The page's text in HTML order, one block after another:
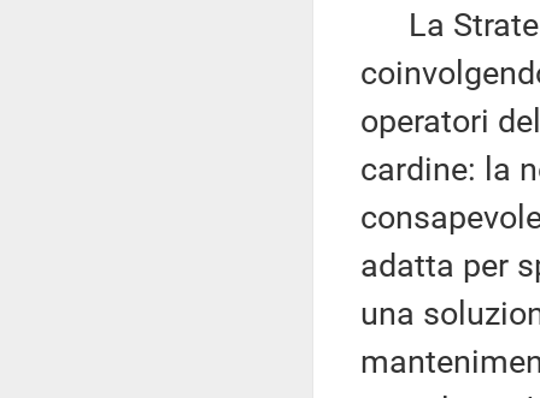
La
operatori
cardine: la
adatta per
una